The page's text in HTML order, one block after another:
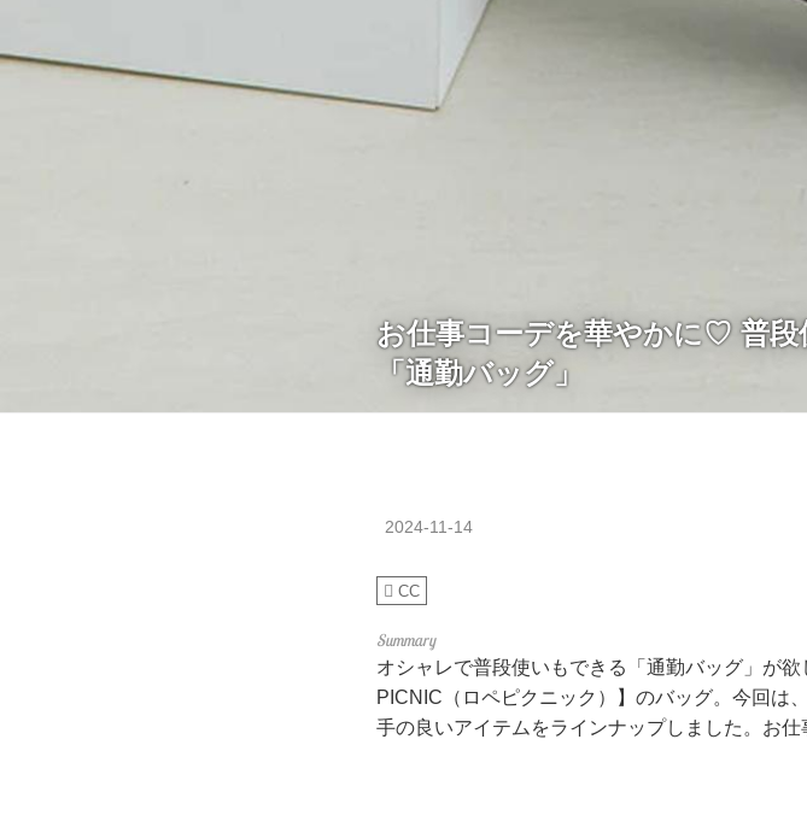
お仕事コーデを華やかに♡ 普
「通勤バッグ」
2024-11-14
CC
オシャレで普段使いもできる「通勤バッグ」が
PICNIC（ロペピクニック）】のバッグ。今回は
手の良いアイテムをラインナップしました。お